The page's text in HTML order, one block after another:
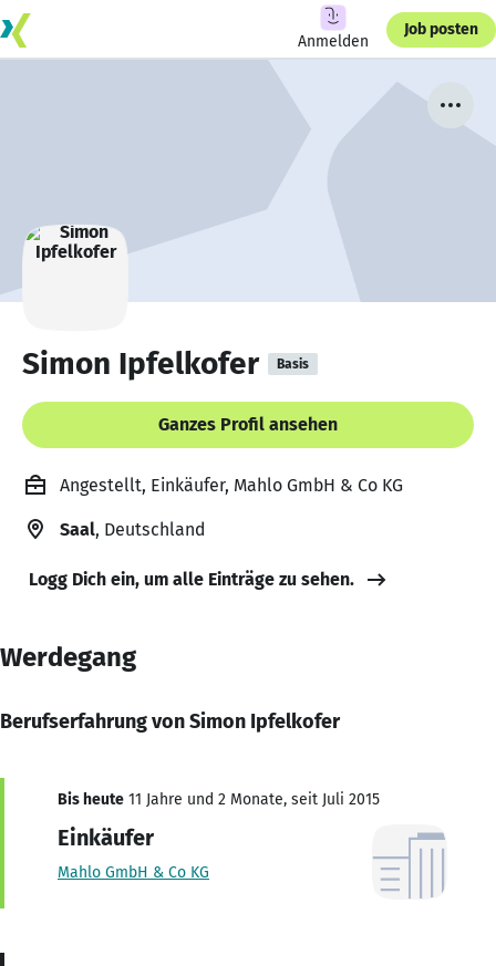
Anmelden
Job posten
Simon Ipfelkofer Basis
Ganzes Profil ansehen
Angestellt, Einkäufer, Mahlo GmbH & Co KG
Saal, Deutschland
Logg Dich ein, um alle Einträge zu sehen.
Werdegang
Berufserfahrung von Simon Ipfelkofer
Bis heute 11 Jahre und 2 Monate, seit Juli 2015
Einkäufer
Mahlo GmbH & Co KG